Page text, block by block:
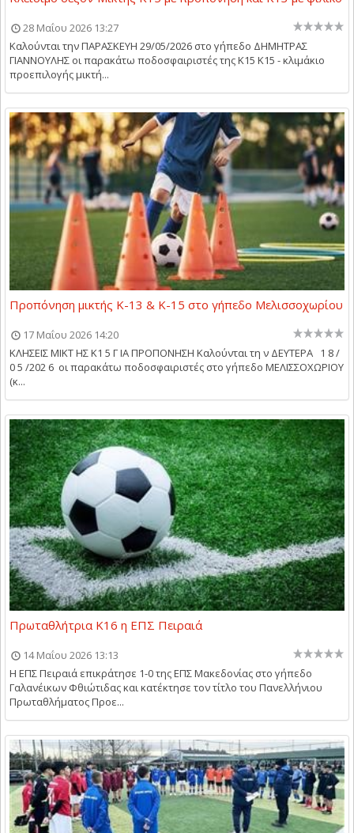
28 Μαΐου 2026 13:27
Καλούνται την ΠΑΡΑΣΚΕΥΗ 29/05/2026 στο γήπεδο ΔΗΜΗΤΡΑΣ
ΓΙΑΝΝΟΥΛΗΣ οι παρακάτω ποδοσφαιριστές της Κ15 Κ15 - κλιμάκιο
προεπιλογής μικτή...
Προπόνηση μικτής Κ-13 & Κ-15 στο γήπεδο Μελισσοχωρίου
17 Μαΐου 2026 14:20
ΚΛΗΣΕΙΣ ΜΙΚΤ ΗΣ Κ1 5 Γ ΙΑ ΠΡΟΠΟΝΗΣΗ Καλούνται τη ν ΔΕΥΤΕΡΑ 1 8 /
0 5 /202 6 οι παρακάτω ποδοσφαιριστές στο γήπεδο ΜΕΛΙΣΣΟΧΩΡΙΟΥ
(κ...
Πρωταθλήτρια Κ16 η ΕΠΣ Πειραιά
14 Μαΐου 2026 13:13
Η ΕΠΣ Πειραιά επικράτησε 1-0 της ΕΠΣ Μακεδονίας στο γήπεδο
Γαλανέικων Φθιώτιδας και κατέκτησε τον τίτλο του Πανελλήνιου
Πρωταθλήματος Προε...